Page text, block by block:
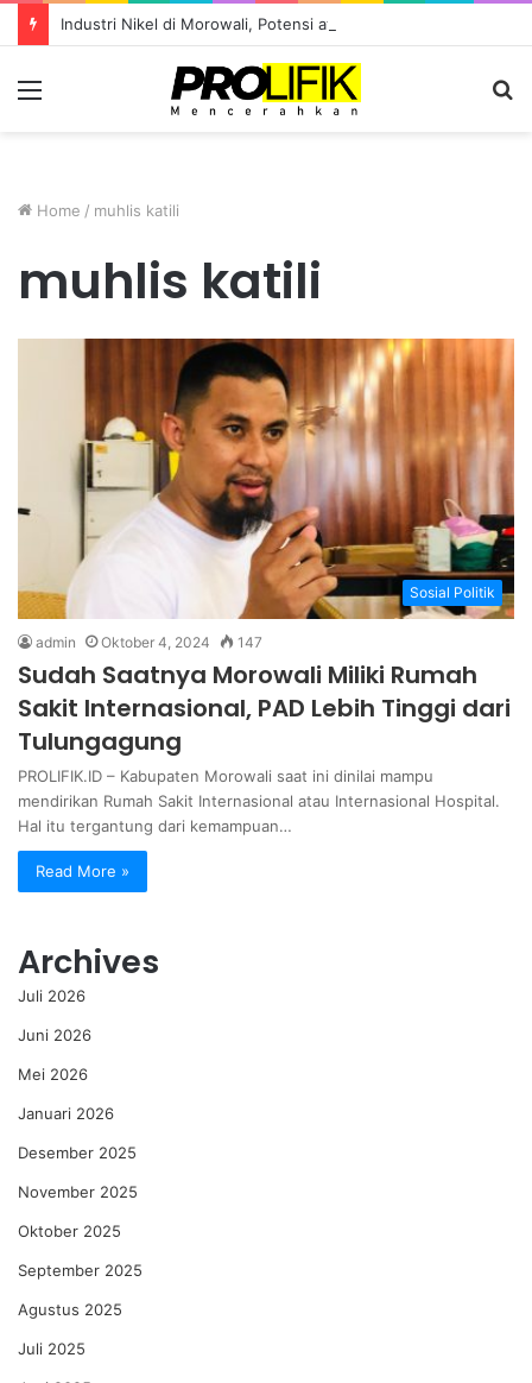
Home / muhlis katili
muhlis katili
Sosial Politik
admin Oktober 4, 2024 147
Sudah Saatnya Morowali Miliki Rumah
Sakit Internasional, PAD Lebih Tinggi dari
Tulungagung
PROLIFIK.ID – Kabupaten Morowali saat ini dinilai mampu
mendirikan Rumah Sakit Internasional atau Internasional Hospital.
Hal itu tergantung dari kemampuan…
Read More »
Archives
Juli 2026
Juni 2026
Mei 2026
Januari 2026
Desember 2025
November 2025
Oktober 2025
September 2025
Agustus 2025
Juli 2025